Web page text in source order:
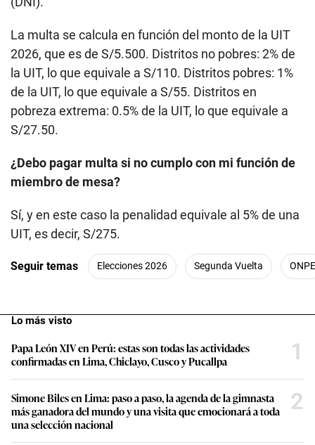
La multa se calcula en función del monto de la UIT
2026, que es de S/5.500. Distritos no pobres: 2% de
la UIT, lo que equivale a S/110. Distritos pobres: 1%
de la UIT, lo que equivale a S/55. Distritos en
pobreza extrema: 0.5% de la UIT, lo que equivale a
S/27.50.
¿Debo pagar multa si no cumplo con mi función de
miembro de mesa?
Sí, y en este caso la penalidad equivale al 5% de una
UIT, es decir, S/275.
Seguir temas Elecciones 2026 Segunda Vuelta ONPE
Lo más visto
Papa León XIV en Perú: estas son todas las actividades
confirmadas en Lima, Chiclayo, Cusco y Pucallpa
1
Simone Biles en Lima: paso a paso, la agenda de la gimnasta
más ganadora del mundo y una visita que emocionará a toda
una selección nacional
2